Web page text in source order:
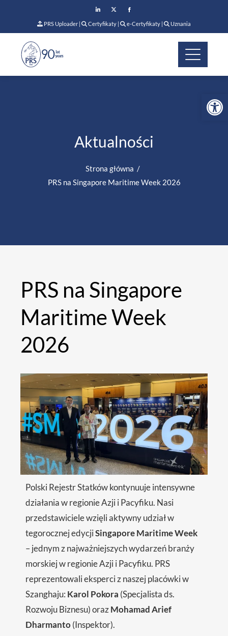
PRS Uploader | Certyfikaty | e-Certyfikaty | Uznania
Aktualności
Strona główna
PRS na Singapore Maritime Week 2026
PRS na Singapore
Maritime Week
2026
Polski Rejestr Statków kontynuuje intensywne
działania w regionie Azji i Pacyfiku. Nasi
przedstawiciele wzięli aktywny udział w
tegorocznej edycjiSingapore Maritime Week
– jednym z najważniejszych wydarzeń branży
morskiej w regionie Azji i Pacyfiku. PRS
reprezentowali eksperci z naszej placówki w
Szanghaju: Karol Pokora (Specjalista ds.
Rozwoju Biznesu) orazMohamad Arief
Dharmanto (Inspektor).